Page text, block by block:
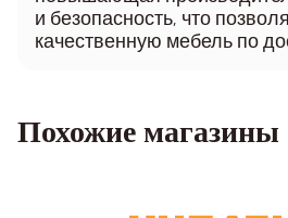
и безопасность, что
качественную мебель по
Похожие магазины